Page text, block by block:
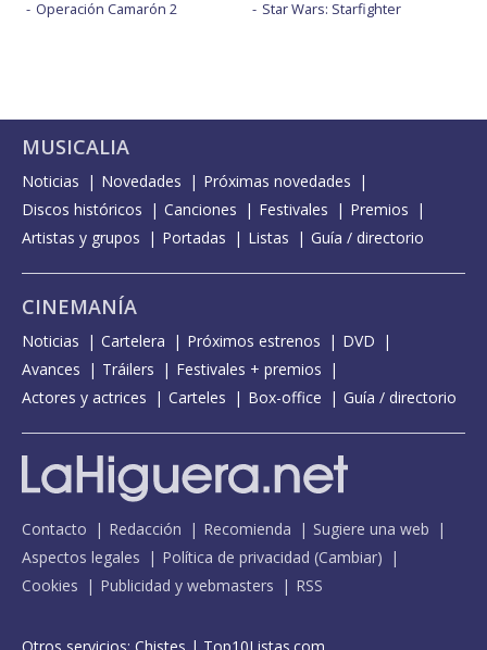
Operación Camarón 2
Star Wars: Starfighter
MUSICALIA
Noticias Novedades
Próximas novedades
Discos históricos
Canciones Festivales
Premios
Artistas y grupos
Portadas Listas Guía / directorio
CINEMANÍA
Noticias Cartelera Próximos estrenos
DVD
Avances
Tráilers
Festivales + premios
Actores y actrices
Carteles Box-office Guía / directorio
Contacto Redacción Recomienda
Sugiere una web
Aspectos legales
Política de privacidad (Cambiar)
Cookies
Publicidad y webmasters RSS